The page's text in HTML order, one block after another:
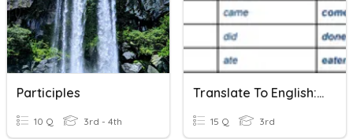
Participles
10 Q 3rd - 4th
Translate To English: Past Participles
15 Q 3rd